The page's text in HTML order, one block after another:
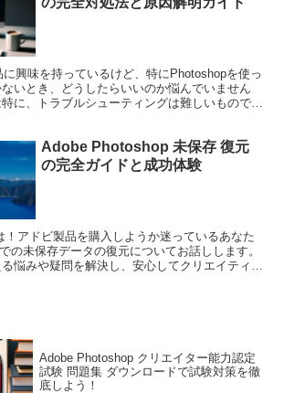
興味を持っているけど、特にPhotoshopを使っ
いとき、どうしたらいいのか悩んでいません
に、トラブルシューティングは難しいもので
Adobe Photoshop 未保存 復元
の完全ガイドと成功体験
！アドビ製品を購入しようか迷っているあなた
の未保存データの復元についてお話しします。
悩みや疑問を解決し、安心してクリエイティブ
Adobe Photoshop クリエイター能力認定
試験 問題集 ダウンロードで試験対策を徹
底しよう！